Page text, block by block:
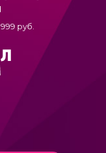
руб.